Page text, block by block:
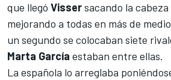
que llegó Vissersacando la
mejorando a todas en más de
un segundo se colocaban siete
Marta García estaban entre ellas.
La española lo arreglaba